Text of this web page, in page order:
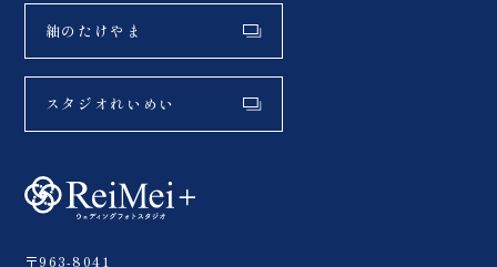
〒963-8041
紬のたけやま
スタジオれいめい